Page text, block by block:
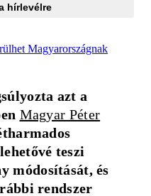
hírlevélre
Magyarországnak
azt a
Magyar Péter
teszi
módosítását, és
rendszer